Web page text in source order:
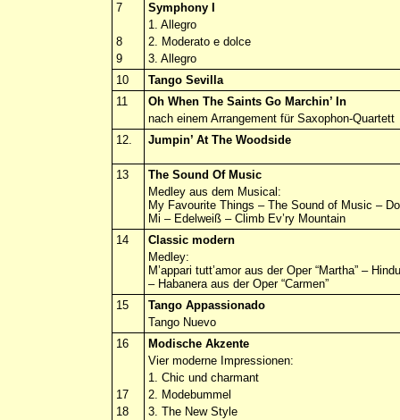
7
8
9
Symphony
1. Allegro
2. Moderato e dolce
3. Allegro
10
TangoSevilla
11
Oh When The Saints Go Marchin’ In
nach einem Arrangement für Saxophon-Quartett
12.
Jumpin’ At The Woodside
13
The Sound Of Music
Medleyaus dem Musical:
My Favourite Things – The Sound of Music –
Mi – Edelweiß – Climb Ev’ry Mountain
14
Classic modern
Medley:
M’appari tutt’amoraus der Oper “Martha” –
– Habanera aus der Oper “Carmen”
15
TangoAppassionado
Tango Nuevo
16
17
18
Modische Akzente
Vier moderne Impressionen:
1. Chic und charmant
2. Modebummel
3. The New Style